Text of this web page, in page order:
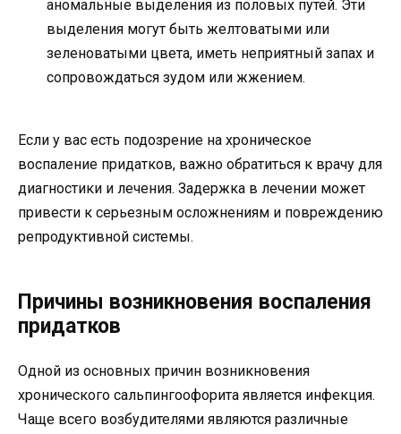
аномальные выделения из половых путей. Эти
выделения могут быть желтоватыми или
зеленоватыми цвета, иметь неприятный запах и
сопровождаться зудом или жжением.
Если у вас есть подозрение на хроническое
воспаление придатков, важно обратиться к врачу для
диагностики и лечения. Задержка в лечении может
привести к серьезным осложнениям и повреждению
репродуктивной системы.
Причины возникновения воспаления
придатков
Одной из основных причин возникновения
хронического сальпингоофорита является инфекция.
Чаще всего возбудителями являются различные